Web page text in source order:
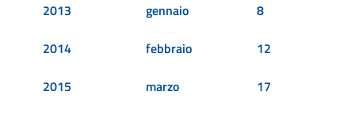
2013
2014
2015
gennaio
febbraio
marzo
8
12
17